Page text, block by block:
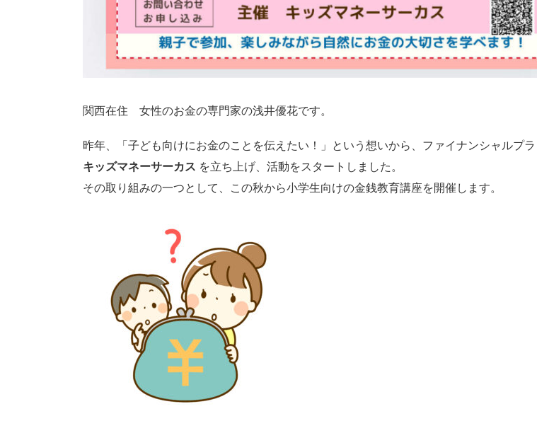
関西在住 女性のお金の専門家の浅井優花です。
昨年、「子ども向けにお金のことを伝えたい！」という想いから、ファイナンシャルプ
キッズマネーサーカス を立ち上げ、活動をスタートしました。
その取り組みの一つとして、この秋から小学生向けの金銭教育講座を開催します。